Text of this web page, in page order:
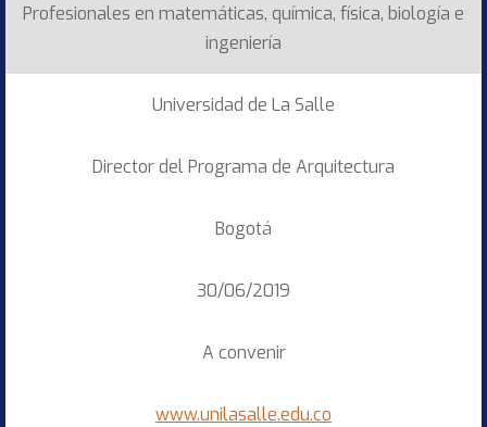
Profesionales en matemáticas, química, física, biología e
ingeniería
Universidad de La Salle
Director del Programa de Arquitectura
Bogotá
30/06/2019
A convenir
www.unilasalle.edu.co